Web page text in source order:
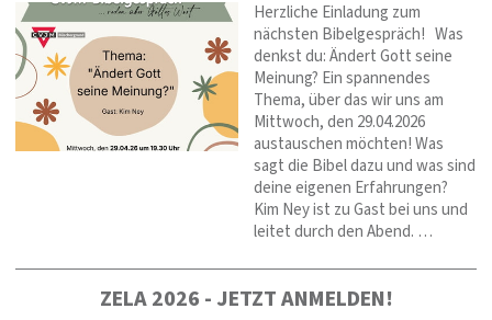
Herzliche Einladung zum
nächsten Bibelgespräch! Was
denkst du: Ändert Gott seine
Meinung? Ein spannendes
Thema, über das wir uns am
Mittwoch, den 29.04.2026
austauschen möchten! Was
sagt die Bibel dazu und was sind
deine eigenen Erfahrungen?
Kim Ney ist zu Gast bei uns und
leitet durch den Abend. …
ZELA 2026 - JETZT ANMELDEN!